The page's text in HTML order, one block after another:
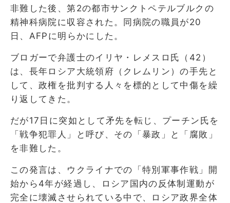
非難した後、第2の都市サンクトペテルブルクの
精神科病院に収容された。同病院の職員が20
日、AFPに明らかにした。
ブロガーで弁護士のイリヤ・レメスロ氏（42）
は、長年ロシア大統領府（クレムリン）の手先と
して、政権を批判する人々を標的として中傷を繰
り返してきた。
だが17日に突如として矛先を転じ、プーチン氏を
「戦争犯罪人」と呼び、その「暴政」と「腐敗」
を非難した。
この発言は、ウクライナでの「特別軍事作戦」開
始から4年が経過し、ロシア国内の反体制運動が
完全に壊滅させられている中で、ロシア政界全体